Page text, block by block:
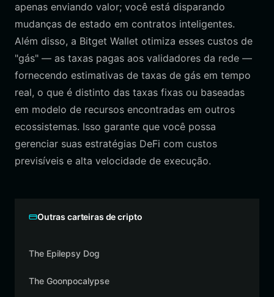
apenas enviando valor; você está disparando
mudanças de estado em contratos inteligentes.
Além disso, a Bitget Wallet otimiza esses custos de
"gás" — as taxas pagas aos validadores da rede —
fornecendo estimativas de taxas de gás em tempo
real, o que é distinto das taxas fixas ou baseadas
em modelo de recursos encontradas em outros
ecossistemas. Isso garante que você possa
gerenciar suas estratégias DeFi com custos
previsíveis e alta velocidade de execução.
Outras carteiras de cripto
The Epilepsy Dog
The Goonpocalypse